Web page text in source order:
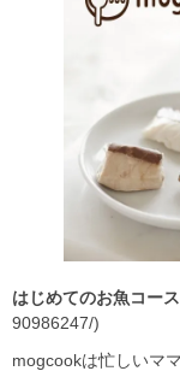
はじめてのお魚コー
90986247/)
mogcookは忙しいマ